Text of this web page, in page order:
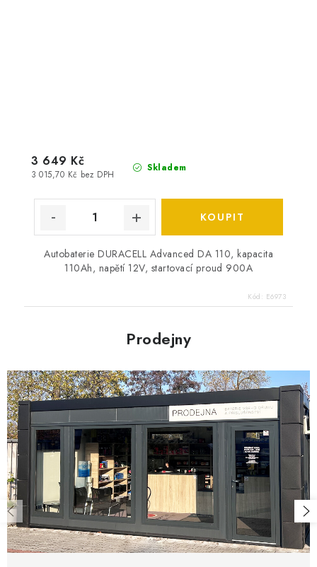
Skladem
3 015,70 Kč bez DPH
3 649 Kč
Autobaterie DURACELL Advanced DA 110, kapacita
110Ah, napětí 12V, startovací proud 900A
Kód: E6973
Prodejny